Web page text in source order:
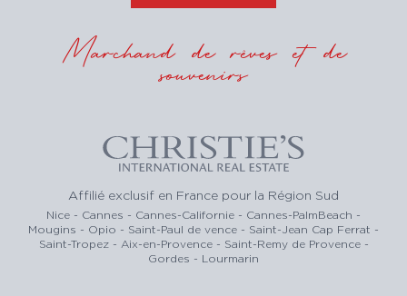
Marchand de rêves et de
souvenirs
Affilié exclusif en France pour la Région Sud
Nice - Cannes - Cannes-Californie - Cannes-PalmBeach -
Mougins - Opio - Saint-Paul de vence - Saint-Jean Cap Ferrat -
Saint-Tropez - Aix-en-Provence - Saint-Remy de Provence -
Gordes - Lourmarin